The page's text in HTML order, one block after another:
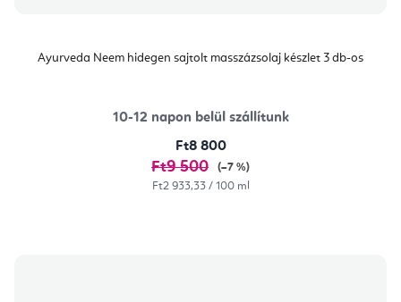
Ayurveda Neem hidegen sajtolt masszázsolaj készlet 3 db-os
10-12 napon belül szállítunk
Ft8 800
Ft9 500
(–7 %)
Egységár:
Ft2 933,33 / 100 ml